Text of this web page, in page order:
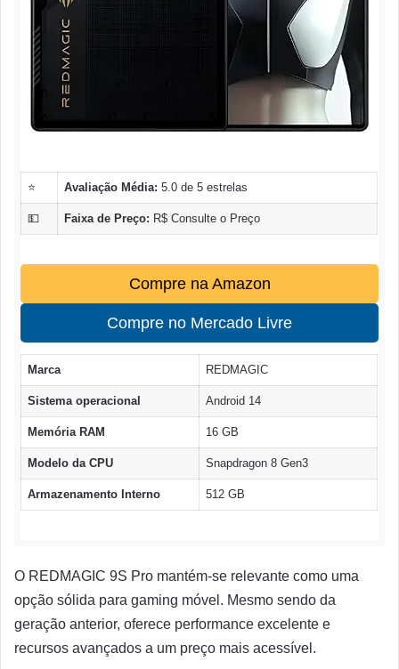
⭐ Avaliação Média: 5.0 de 5 estrelas
💵 Faixa de Preço: R$ Consulte o Preço
Compre na Amazon
Compre no Mercado Livre
Marca REDMAGIC
Sistema operacional Android 14
Memória RAM 16 GB
Modelo da CPU Snapdragon 8 Gen3
Armazenamento Interno 512 GB
O REDMAGIC 9S Pro mantém-se relevante como uma
opção sólida para gaming móvel. Mesmo sendo da
geração anterior, oferece performance excelente e
recursos avançados a um preço mais acessível.